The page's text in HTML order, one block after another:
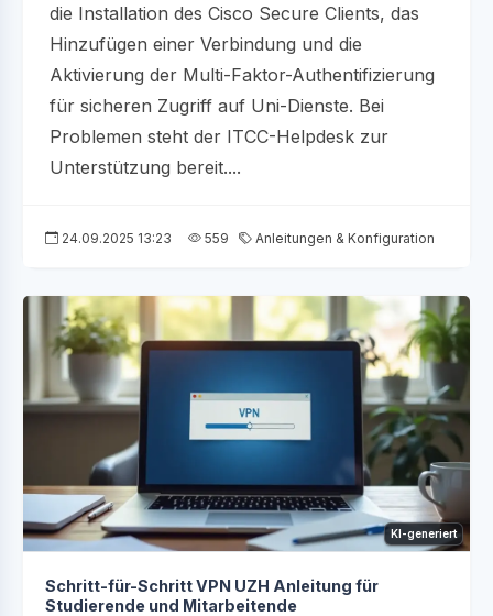
die Installation des Cisco Secure Clients, das
Hinzufügen einer Verbindung und die
Aktivierung der Multi-Faktor-Authentifizierung
für sicheren Zugriff auf Uni-Dienste. Bei
Problemen steht der ITCC-Helpdesk zur
Unterstützung bereit....
24.09.2025 13:23 559 Anleitungen & Konfiguration
KI-generiert
Schritt-für-Schritt VPN UZH Anleitung für
Studierende und Mitarbeitende